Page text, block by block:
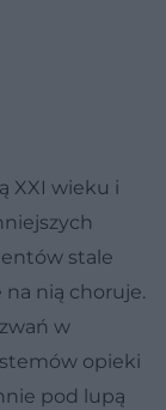
XXI wieku i
stale
na nią choruje.
w
opieki
pod lupą